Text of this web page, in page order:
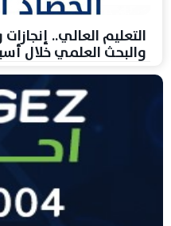
التعليم العالي..
والبحث العلمي خلال